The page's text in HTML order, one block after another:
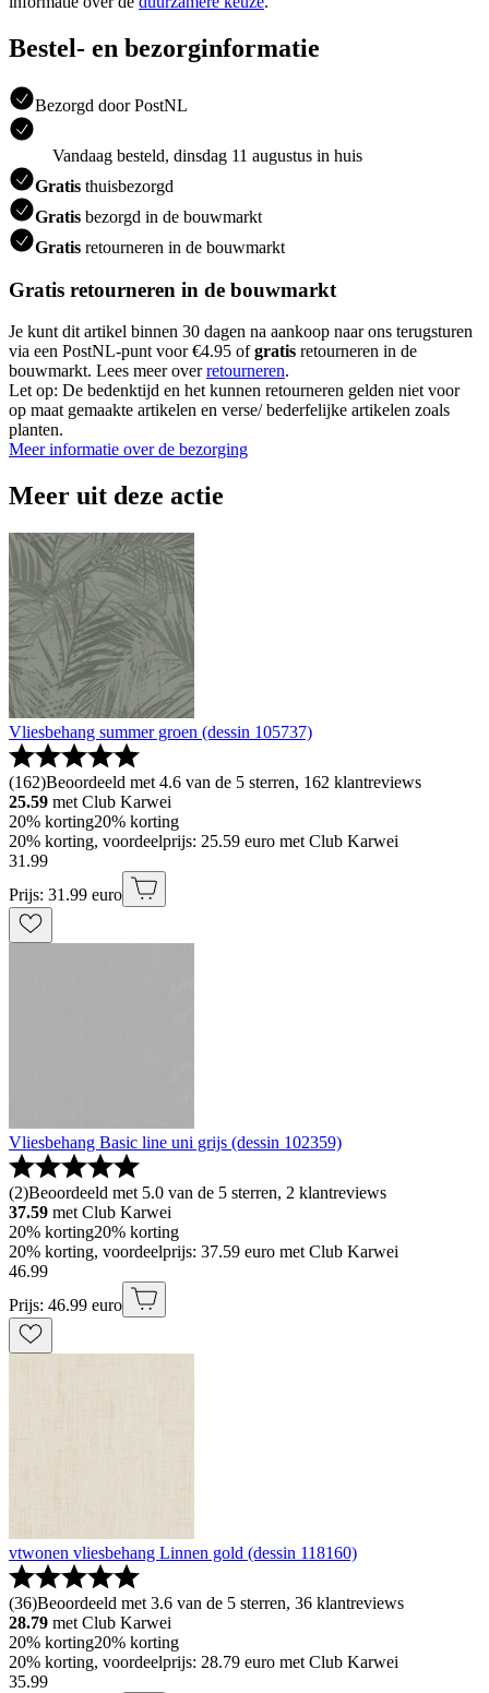
Bestel- en bezorginformatie
Bezorgd door PostNL
Vandaag besteld, dinsdag 11 augustus in huis
Gratis thuisbezorgd
Gratis bezorgd in de bouwmarkt
Gratis retourneren in de bouwmarkt
Gratis retourneren in de bouwmarkt
Je kunt dit artikel binnen 30 dagen na aankoop naar ons terugsturen
via een PostNL-punt voor €4.95 ofgratis retourneren in de
bouwmarkt. Lees meer overretourneren.
Let op: De bedenktijd en het kunnen retourneren gelden niet voor
op maat gemaakte artikelen en verse/ bederfelijke artikelen zoals
planten.
Meer informatie over de bezorging
Meer uit deze actie
Vliesbehang summer groen (dessin 105737)
(162)Beoordeeld met 4.6 van de 5 sterren, 162 klantreviews
25.59 met Club Karwei
20% korting20% korting
20% korting, voordeelprijs: 25.59 euro met Club Karwei
31 .99
Prijs: 31.99 euro
Vliesbehang Basic line uni grijs (dessin 102359)
(2)Beoordeeld met 5.0 van de 5 sterren, 2 klantreviews
37.59 met Club Karwei
20% korting20% korting
20% korting, voordeelprijs: 37.59 euro met Club Karwei
46.99
Prijs: 46.99 euro
vtwonen vliesbehang Linnen gold (dessin 118160)
(36)Beoordeeld met 3.6 van de 5 sterren, 36 klantreviews
28.79 met Club Karwei
20% korting20% korting
20% korting, voordeelprijs: 28.79 euro met Club Karwei
35.99